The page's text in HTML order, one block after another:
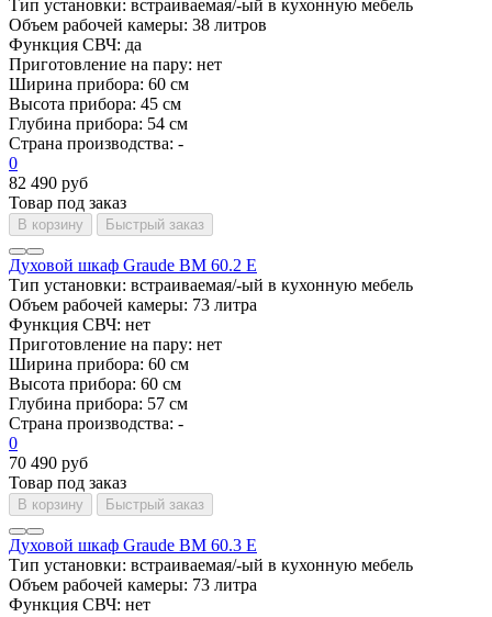
Тип установки: встраиваемая/-ый в кухонную мебель
Объем рабочей камеры: 38 литров
Функция СВЧ: да
Приготовление на пару: нет
Ширина прибора: 60 см
Высота прибора: 45 см
Глубина прибора: 54 см
Страна производства: -
0
82 490 руб
Товар под заказ
В корзину Быстрый заказ
Духовой шкаф Graude BM 60.2 E
Тип установки: встраиваемая/-ый в кухонную мебель
Объем рабочей камеры: 73 литра
Функция СВЧ: нет
Приготовление на пару: нет
Ширина прибора: 60 см
Высота прибора: 60 см
Глубина прибора: 57 см
Страна производства: -
0
70 490 руб
Товар под заказ
В корзину Быстрый заказ
Духовой шкаф Graude BM 60.3 E
Тип установки: встраиваемая/-ый в кухонную мебель
Объем рабочей камеры: 73 литра
Функция СВЧ: нет